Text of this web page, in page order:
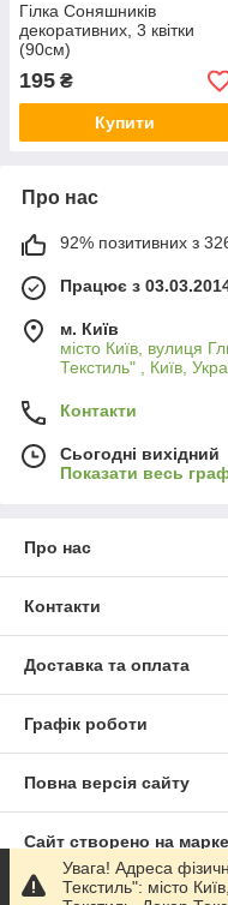
Гілка Соняшників
декоративних, 3 квітки
(90см)
195 ₴
Купити
Про нас
92% позитивних з 326
Працює з
м. Київ
місто Київ, вулиця
Текстиль" , Київ,
Контакти
Сьогодні вихідний
Показати весь
Про нас
Контакти
Доставка та оплата
Графік роботи
Повна версія сайту
Сайт створено на
Політика
Увага! Адреса
Текстиль": місто